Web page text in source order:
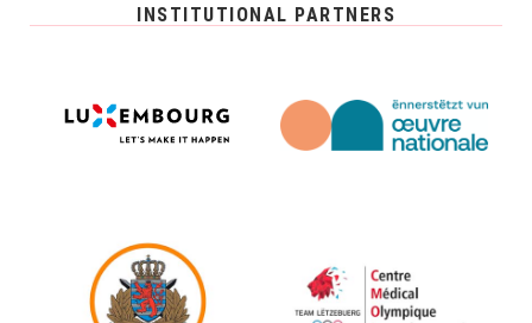
INSTITUTIONAL PARTNERS